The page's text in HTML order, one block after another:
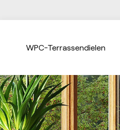
WPC-Terrassendielen